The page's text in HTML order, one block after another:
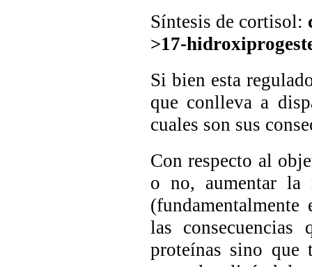
Síntesis de cortisol:
>17-
Si bien esta
que conlleva a
cuales son sus
Con respecto al
o no, aumentar la
(fundamentalmente
las
proteínas sino que